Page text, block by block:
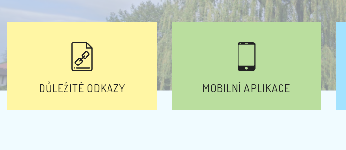
DŮLEŽITÉ ODKAZY MOBILNÍ APLIKACE